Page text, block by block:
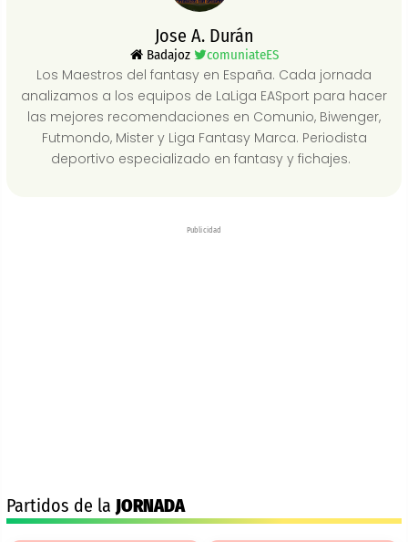
Jose A. Durán
Badajoz comuniateES
Los Maestros del fantasy en España. Cada jornada
analizamos a los equipos de LaLiga EASport para hacer
las mejores recomendaciones en Comunio, Biwenger,
Futmondo, Mister y Liga Fantasy Marca. Periodista
deportivo especializado en fantasy y fichajes.
Publicidad
Partidos de la JORNADA